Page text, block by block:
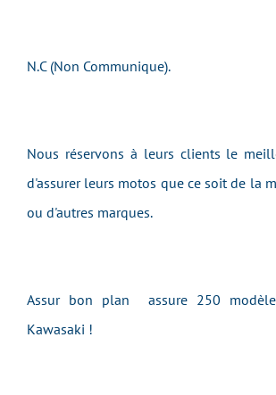
N.C (Non Communique).
Nous réservons à leurs clients le
d'assurer leurs motos que ce soit de la
ou d'autres marques.
Assur bon plan assure 250
Kawasaki !